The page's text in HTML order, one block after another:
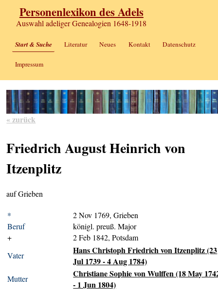
Personenlexikon des Adels
Auswahl adeliger Genealogien 1648-1918
Start & Suche Literatur Neues Kontakt Datenschutz
Impressum
« zurück
Friedrich August Heinrich von
Itzenplitz
auf Grieben
*
2 Nov 1769, Grieben
Beruf
königl. preuß. Major
+
2 Feb 1842, Potsdam
Vater
Hans Christoph Friedrich von Itzenplitz (23
Jul 1739 - 4 Aug 1784)
Mutter
Christiane Sophie von Wulffen (18 May
- 1 Jun 1804)